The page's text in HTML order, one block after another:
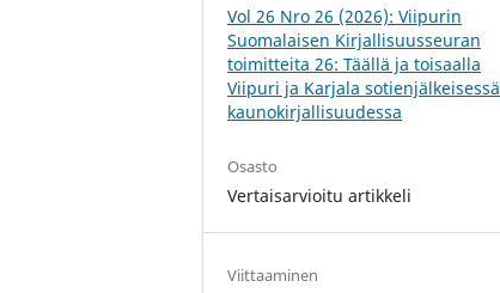
Vol 26 Nro 26 (2026): Viipurin
Suomalaisen Kirjallisuusseuran
toimitteita 26: Täällä ja toisaalla
Viipuri ja Karjala sotienjälkeisessä
kaunokirjallisuudessa
Osasto
Vertaisarvioitu artikkeli
Viittaaminen